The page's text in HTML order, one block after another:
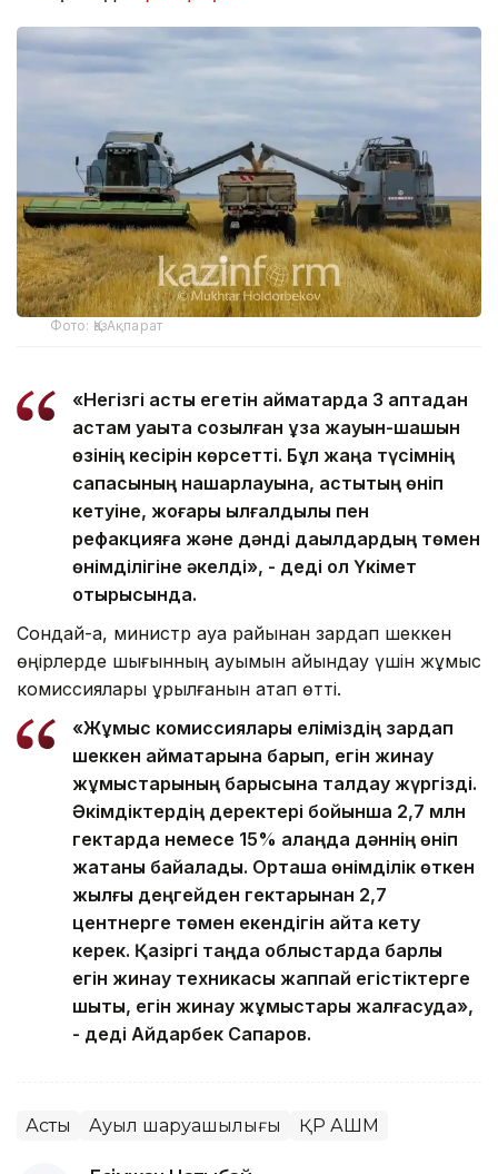
Фото: ҚазАқпарат
«Негізгі астық егетін аймақтарда 3 аптадан
астам уақытқа созылған ұзақ жауын-шашын
өзінің кесірін көрсетті. Бұл жаңа түсімнің
сапасының нашарлауына, астықтың өніп
кетуіне, жоғары ылғалдылық пен
рефакцияға және дәнді дақылдардың төмен
өнімділігіне әкелді», - деді ол Үкімет
отырысында.
Сондай-ақ, министр ауа райынан зардап шеккен
өңірлерде шығынның ауқымын айқындау үшін жұмыс
комиссиялары құрылғанын атап өтті.
«Жұмыс комиссиялары еліміздің зардап
шеккен аймақтарына барып, егін жинау
жұмыстарының барысына талдау жүргізді.
Әкімдіктердің деректері бойынша 2,7 млн
гектарда немесе 15% алаңда дәннің өніп
жатқаны байқалады. Орташа өнімділік өткен
жылғы деңгейден гектарынан 2,7
центнерге төмен екендігін айта кету
керек. Қазіргі таңда облыстарда барлық
егін жинау техникасы жаппай егістіктерге
шықты, егін жинау жұмыстары жалғасуда»,
- деді Айдарбек Сапаров.
Астық Ауыл шаруашылығы ҚР АШМ